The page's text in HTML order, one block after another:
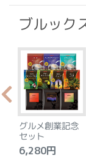
ブルック
グルメ創業記念
セット
6,280円